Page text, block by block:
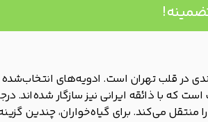
در قلب تهران است. ادویه‌های انتخاب‌شده
که با ذائقه ایرانی نیز سازگار شده‌اند.
می‌کند. برای گیاه‌خواران، چندین